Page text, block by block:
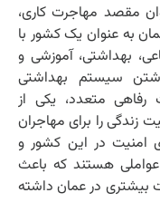
مقصد مهاجرت کاری،
به عنوان یک کشور با
بهداشتی، آموزشی و
سیستم بهداشتی
رفاهی متعدد، یکی از
زندگی را برای مهاجران
امنیت در این کشور و
هستند که باعث
بیشتری در عمان داشته